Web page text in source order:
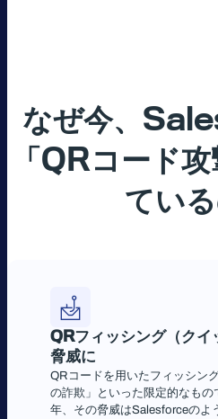
なぜ今、
「QRコード
てい
QRフィッシング（クイ
脅威に
QRコードを用いたフィッシン
の詐欺」といった限定的なも
年、その脅威はSalesforceのよ